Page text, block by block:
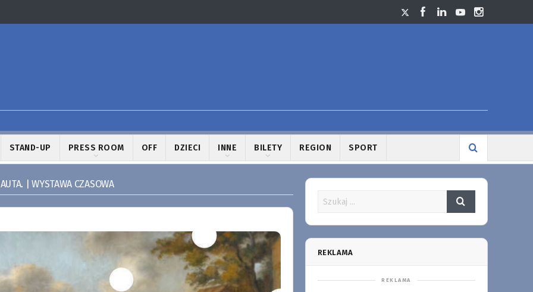
STAND-UP PRESS ROOM OFF DZIECI INNE BILETY REGION SPORT
| WYSTAWA CZASOWA
REKLAMA